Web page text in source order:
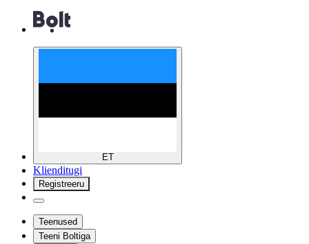
ET
Klienditugi
Registreeru
Teenused
Teeni Boltiga